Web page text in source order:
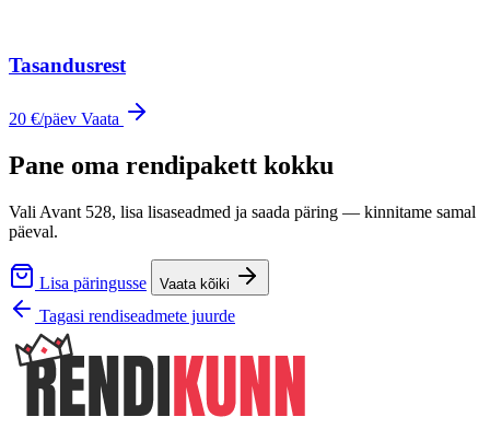
Tasandusrest
20 €/päev Vaata
Pane oma rendipakett kokku
Vali Avant 528, lisa lisaseadmed ja saada päring — kinnitame samal
päeval.
Lisa päringusse Vaata kõiki
Tagasi rendiseadmete juurde